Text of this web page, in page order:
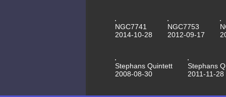
NGC7741
2014-10-28
NGC7753
2012-09-17
Stephans Quintett
2008-08-30
Stephans
2011-11-28